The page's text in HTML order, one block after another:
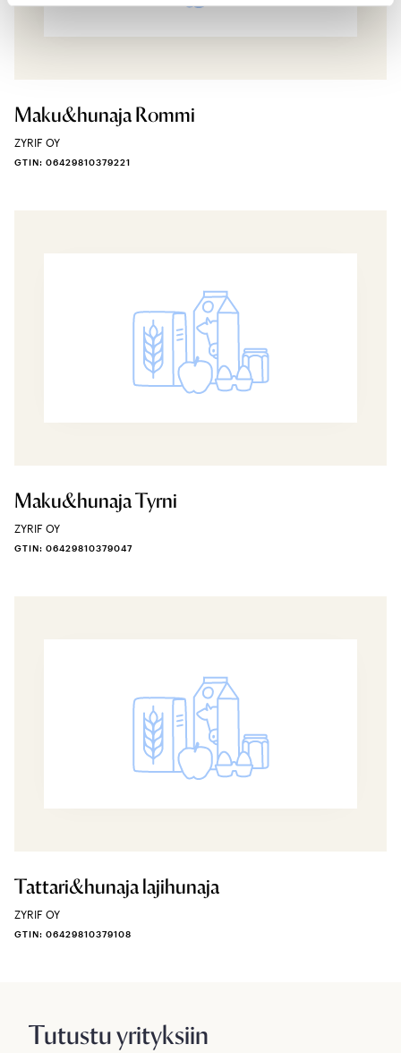
Maku&hunaja Rommi
ZYRIF OY
GTIN: 06429810379221
Maku&hunaja Tyrni
ZYRIF OY
GTIN: 06429810379047
Tattari&hunaja lajihunaja
ZYRIF OY
GTIN: 06429810379108
Tutustu yrityksiin